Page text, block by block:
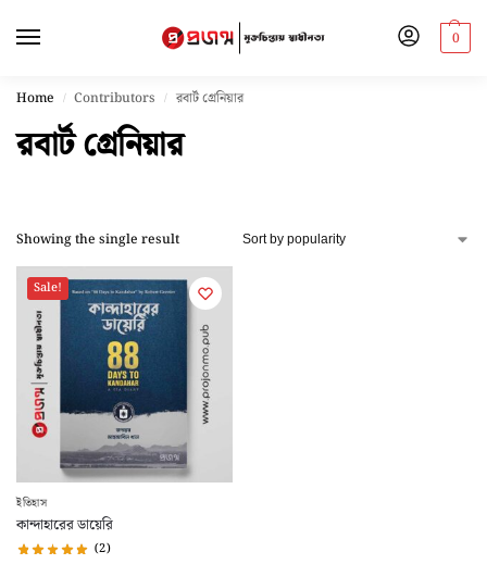
0
Home / Contributors / রবার্ট গ্রেনিয়ার
রবার্ট গ্রেনিয়ার
Showing the single result
Sale!
ইতিহাস
কান্দাহারের ডায়েরি
(2)